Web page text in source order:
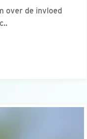
over de invloed